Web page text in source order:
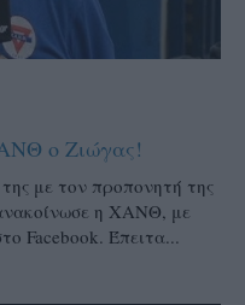
ο Ζιώγας!
με τον προπονητή της
η ΧΑΝΘ, με
Facebook. Έπειτα...